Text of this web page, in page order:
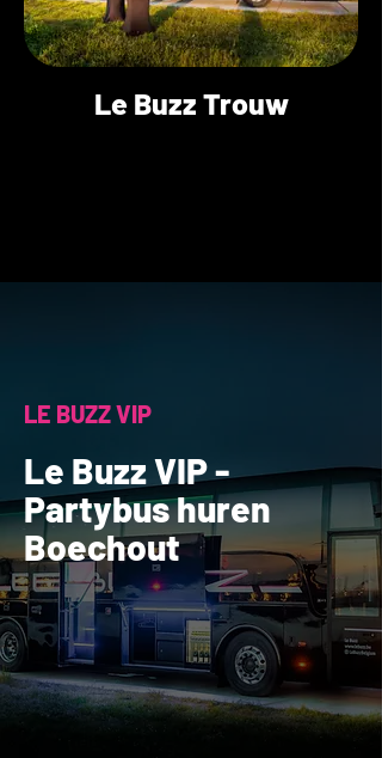
Le Buzz Trouw
LE BUZZ VIP
Le Buzz VIP -
Partybus huren
Boechout